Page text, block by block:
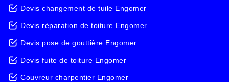
Devis changement de tuile Engomer
Devis réparation de toiture Engomer
Devis pose de gouttière Engomer
Devis fuite de toiture Engomer
Couvreur charpentier Engomer